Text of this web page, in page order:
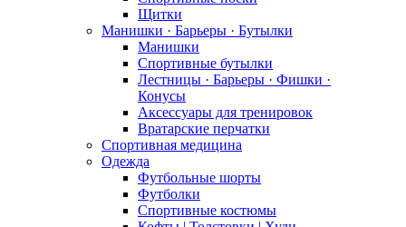
Щитки
Манишки · Барьеры · Бутылки
Манишки
Спортивные бутылки
Лестницы · Барьеры · Фишки ·
Конусы
Аксессуары для тренировок
Вратарские перчатки
Спортивная медицина
Одежда
Футбольные шорты
Футболки
Спортивные костюмы